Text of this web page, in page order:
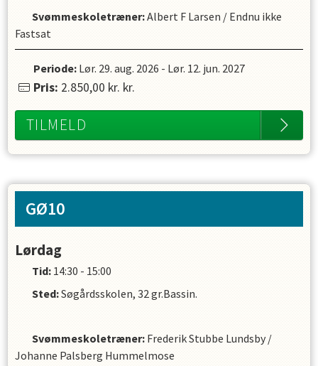
Svømmeskoletræner:Albert F Larsen / Endnu ikke
Fastsat
Periode: Lør. 29. aug. 2026 - Lør. 12. jun. 2027
Pris: 2.850,00 kr. kr.
TILMELD
GØ10
Lørdag
Tid: 14:30 - 15:00
Sted:Søgårdsskolen, 32 gr.Bassin.
Svømmeskoletræner: Frederik Stubbe Lundsby /
Johanne Palsberg Hummelmose